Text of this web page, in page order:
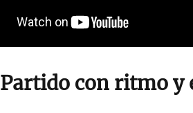
Partido con ritmo y